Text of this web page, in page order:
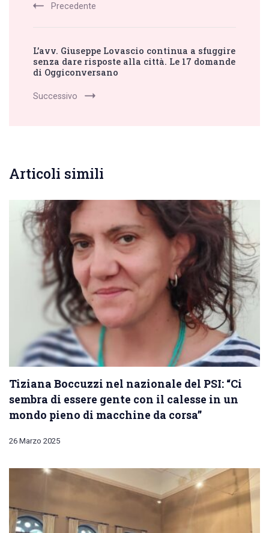
Precedente
L’avv. Giuseppe Lovascio continua a sfuggire
senza dare risposte alla città. Le 17 domande
di Oggiconversano
Successivo
Articoli simili
Tiziana Boccuzzi nel nazionale del PSI: “Ci
sembra di essere gente con il calesse in un
mondo pieno di macchine da corsa”
26 Marzo 2025